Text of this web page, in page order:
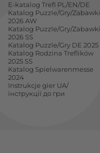
E-katalog Trefl PL/EN/DE
Katalog Puzzle/Gry/Zabawki
2026 AW
Katalog Puzzle/Gry/Zabawki
2026 SS
Katalog Puzzle/Gry DE 2025
Katalog Rodzina Treflików
2025 SS
Katalog Spielwarenmesse
2024
Instrukcje gier UA/
інструкції до гри